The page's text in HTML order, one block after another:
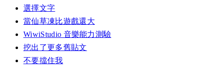
選擇文字
當仙草凍比遊戲還大
WiwiStudio 音樂能力測驗
挖出了更多舊貼文
不要擋住我